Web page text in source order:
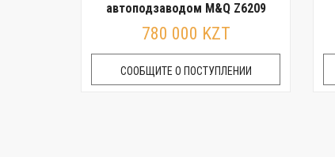
автоподзаводом M&Q Z6209
780 000 KZT
СООБЩИТЕ О ПОСТУПЛЕНИИ